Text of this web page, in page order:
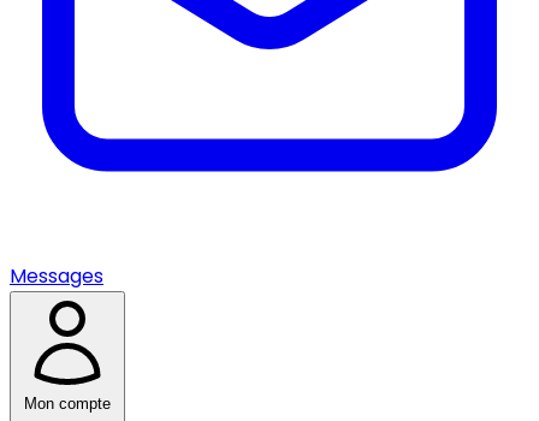
Messages
Mon compte